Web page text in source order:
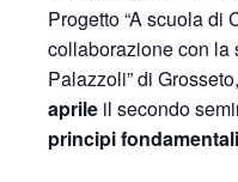
Progetto “A scuola di
collaborazione con la
Palazzoli” di Grosseto,
aprile il secondo
principi